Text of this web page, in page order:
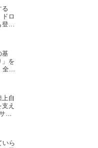
る
ドロ
登
基
」を
国
自
え
イ
いら